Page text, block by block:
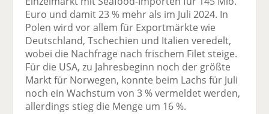
Euro und damit 23 % mehr als im Juli 2024. In
Polen wird vor allem für Exportmärkte wie
Deutschland, Tschechien und Italien veredelt,
wobei die Nachfrage nach frischem Filet steige.
Für die USA, zu Jahresbeginn noch der größte
Markt für Norwegen, konnte beim Lachs für Juli
noch ein Wachstum von 3 % vermeldet werden,
allerdings stieg die Menge um 16 %.